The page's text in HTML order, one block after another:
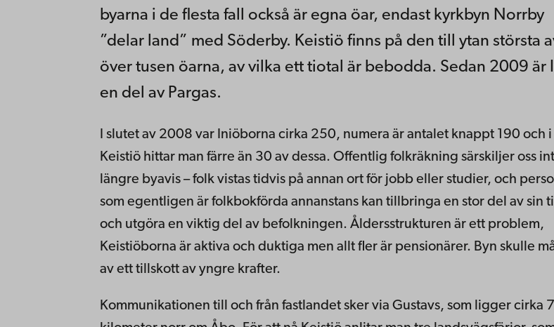
byarna i de flesta fall också är egna öar, endast kyrkbyn Norrby
”delar land” med Söderby. Keistiö finns på den till ytan största
över tusen öarna, av vilka ett tiotal är bebodda. Sedan 2009 är
en del av Pargas.
I slutet av 2008 var Iniöborna cirka 250, numera är antalet knappt 190 och i
Keistiö hittar man färre än 30 av dessa. Offentlig folkräkning särskiljer oss
längre byavis – folk vistas tidvis på annan ort för jobb eller studier, och
som egentligen är folkbokförda annanstans kan tillbringa en stor del av sin
och utgöra en viktig del av befolkningen. Åldersstrukturen är ett problem,
Keistiöborna är aktiva och duktiga men allt fler är pensionärer. Byn skulle
av ett tillskott av yngre krafter.
Kommunikationen till och från fastlandet sker via Gustavs, som ligger cirka